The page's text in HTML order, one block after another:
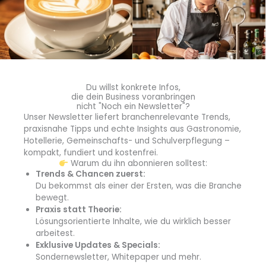
um Relevanz. Behandelt werden Themen, die für
Gastronomie und Hotellerie unmittelbar anschlussfähig
sind:
anhand realer Chargen
der Einfluss von Klima, Höhenlage und Erntezeitpunkt
auf Aromatik und Konsistenz
Qualitätsentscheidungen auf der Finca und ihre
wirtschaftlichen Grenzen
Cuppings im Ursprung, die zeigen, wie frisch
verarbeiteter Kaffee schmeckt und wie sich Profile
verändern
grundlegende wirtschaftliche Zusammenhänge, etwa
Preisbildung und Planungssicherheit
Für viele Teilnehmende aus dem HoReCa-Umfeld
entsteht hier ein neues Verständnis für Fragen, die
Du willst konkrete Infos,
die dein Business voranbringen
nicht "Noch ein Newsletter"?
Unser Newsletter liefert branchenrelevante Trends,
praxisnahe Tipps und echte Insights aus Gastronomie,
Hotellerie, Gemeinschafts- und Schulverpflegung –
kompakt, fundiert und kostenfrei.
Warum du ihn abonnieren solltest:
Trends & Chancen zuerst:
Du bekommst als einer der Ersten, was die Branche
bewegt.
Praxis statt Theorie:
Lösungsorientierte Inhalte, wie du wirklich besser
arbeitest.
Exklusive Updates & Specials:
Sondernewsletter, Whitepaper und mehr.